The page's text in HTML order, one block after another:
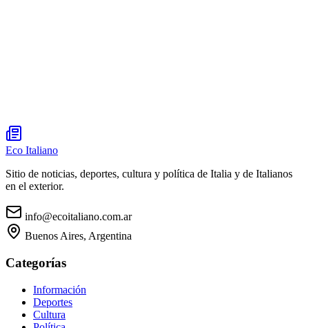
Eco Italiano
Sitio de noticias, deportes, cultura y política de Italia y de Italianos
en el exterior.
info@ecoitaliano.com.ar
Buenos Aires, Argentina
Categorías
Información
Deportes
Cultura